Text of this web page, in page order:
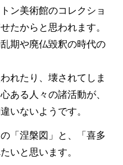
ン美術館のコレクショ
たからと思われます。
期や廃仏毀釈の時代の
れたり、壊されてしま
ある人々の諸活動が、
いないようです。
「涅槃図」と、「喜多
いと思います。